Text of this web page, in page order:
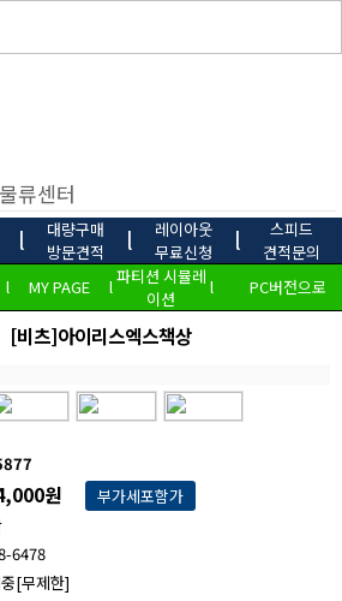
l
대량구매
방문견적
l
레이아웃
무료신청
l
스피드
견적문의
l MY PAGE l파티션 시뮬레
이션
l PC버전으로
[비츠]아이리스엑스책상
원
부가세포함가
6478
[무제한]